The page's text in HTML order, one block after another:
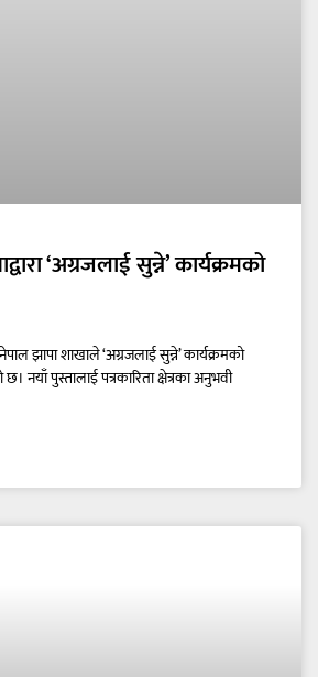
‘अग्रजलाई सुन्ने’ कार्यक्रमको
झापा शाखाले ‘अग्रजलाई सुन्ने’ कार्यक्रमको
नयाँ पुस्तालाई पत्रकारिता क्षेत्रका अनुभवी